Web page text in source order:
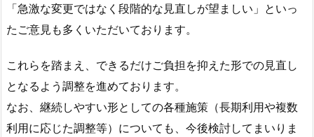
「急激な変更ではなく段階的な見直しが望ましい」といっ
たご意見も多くいただいております。
これらを踏まえ、できるだけご負担を抑えた形での見直し
となるよう調整を進めております。
なお、継続しやすい形としての各種施策（長期利用や複数
利用に応じた調整等）についても、今後検討してまいりま